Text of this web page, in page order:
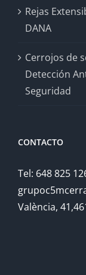
Rejas
DANA
Cerrojos de
Detección
Seguridad
CONTACTO
Tel: 648 825
València,